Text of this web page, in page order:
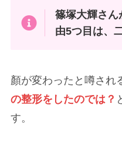
篠塚大輝さん
由5つ目は、
顏が変わったと噂され
の整形をしたのでは？
す。